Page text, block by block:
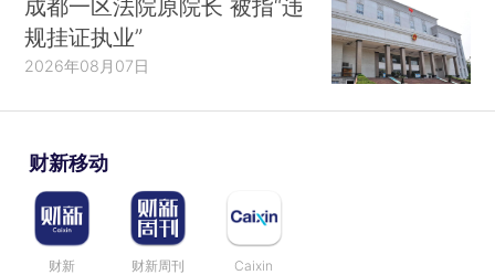
成都一区法院原院长 被指“违
规挂证执业”
2026年08月07日
财新移动
财新 财新周刊 Caixin